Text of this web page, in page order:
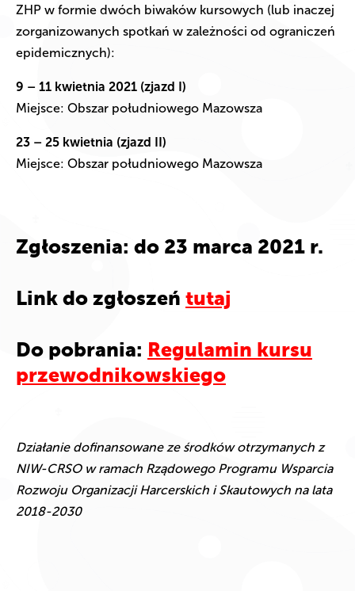
ZHP w formie dwóch biwaków kursowych (lub inaczej
zorganizowanych spotkań w zależności od ograniczeń
epidemicznych):
9 – 11 kwietnia 2021 (zjazd I)
Miejsce: Obszar południowego Mazowsza
23 – 25 kwietnia (zjazd II)
Miejsce: Obszar południowego Mazowsza
Zgłoszenia: do 23 marca 2021 r.
Link do zgłoszeń tutaj
Do pobrania: Regulamin kursu
przewodnikowskiego
Działanie dofinansowane ze środków otrzymanych z
NIW-CRSO w ramach Rządowego Programu Wsparcia
Rozwoju Organizacji Harcerskich i Skautowych na lata
2018-2030